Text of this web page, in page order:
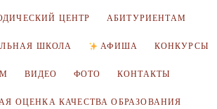
ЦЕНТР АБИТУРИЕНТАМ
ШКОЛА АФИША КОНКУРСЫ
ВИДЕО ФОТО КОНТАКТЫ
ОЦЕНКА КАЧЕСТВА ОБРАЗОВАНИЯ